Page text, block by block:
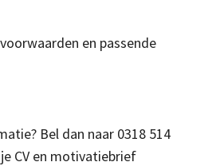
en passende
Bel dan naar 0318 514
CV en motivatiebrief